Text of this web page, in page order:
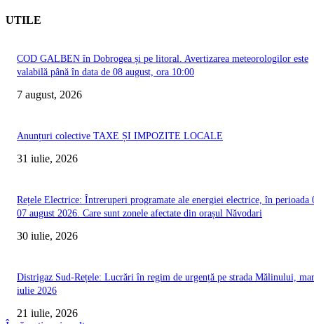
UTILE
COD GALBEN în Dobrogea și pe litoral. Avertizarea meteorologilor este
valabilă până în data de 08 august, ora 10:00
7 august, 2026
Anunțuri colective TAXE ȘI IMPOZITE LOCALE
31 iulie, 2026
Rețele Electrice: Întreruperi programate ale energiei electrice, în perioada
07 august 2026. Care sunt zonele afectate din orașul Năvodari
30 iulie, 2026
Distrigaz Sud-Rețele: Lucrări în regim de urgență pe strada Mălinului,
iulie 2026
21 iulie, 2026